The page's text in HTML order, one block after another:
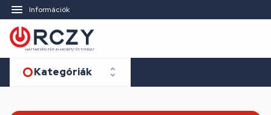
Információk
Kategóriák